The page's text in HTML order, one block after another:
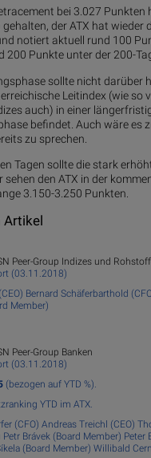
bei 3.027 Punkten
der ATX hat wieder
notiert aktuell rund 100
200 Punkte unter der 200-
sollte nicht darüber
Leitindex (wie so
auch) in einer
befindet. Auch wäre es
zu sprechen.
Tagen sollte die stark
sehen den ATX in der
3.150-3.250 Punkten.
Artikel
Peer-Group Indizes und
(03.11.2018)
Bernard Schäferbarthold
Member)
Peer-Group Banken
(03.11.2018)
(bezogen auf YTD %).
YTD im ATX.
(CFO) Andreas Treichl (CEO)
Petr Brávek (Board Member) Peter
(Board Member) Willibald